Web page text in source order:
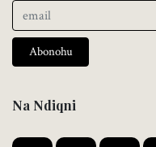
Abonohu
Na Ndiqni